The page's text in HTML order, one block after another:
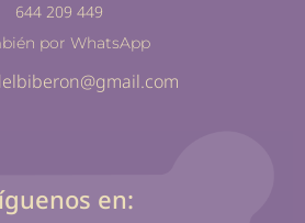
644 209 449
por WhatsApp
en: